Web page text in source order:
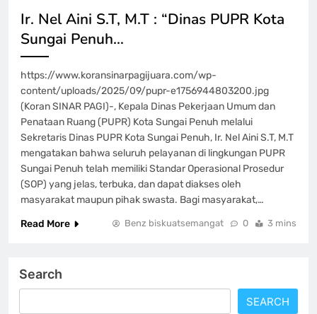
Ir. Nel Aini S.T, M.T : “Dinas PUPR Kota
Sungai Penuh…
https://www.koransinarpagijuara.com/wp-
content/uploads/2025/09/pupr-e1756944803200.jpg
(Koran SINAR PAGI)-, Kepala Dinas Pekerjaan Umum dan
Penataan Ruang (PUPR) Kota Sungai Penuh melalui
Sekretaris Dinas PUPR Kota Sungai Penuh, Ir. Nel Aini S.T, M.T
mengatakan bahwa seluruh pelayanan di lingkungan PUPR
Sungai Penuh telah memiliki Standar Operasional Prosedur
(SOP) yang jelas, terbuka, dan dapat diakses oleh
masyarakat maupun pihak swasta. Bagi masyarakat,…
Read More
Benz biskuatsemangat 0 3 mins
Search
SEARCH